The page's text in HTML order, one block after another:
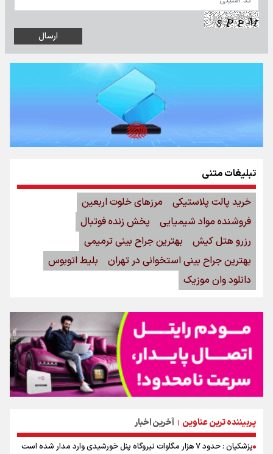
پربیننده ترین عناوین | آخرین اخبار
پزشکیان : حدود ۷ هزار مگاوات نیروگاه پنل خورشیدی وارد مدار شده است
تبلیغات متنی
خرید پالت پلاستیکی
مرزهای خلوت اربعین
فروشنده مواد شیمیایی
پخش زنده فوتبال
رزرو هتل کیش
بهترین جراح بینی ترمیمی
بهترین جراح بینی استخوانی در تهران
بلیط اتوبوس
دانلود وان موزیک